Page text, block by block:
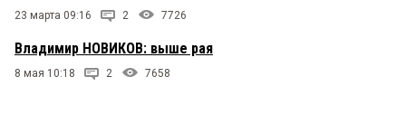
23 марта 09:16 2 7726
Владимир НОВИКОВ: выше рая
8 мая 10:18 2 7658